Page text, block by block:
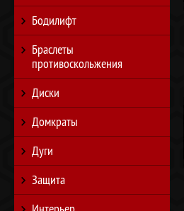
Бодилифт
Браслеты
противоскольжения
Диски
Домкраты
Дуги
Защита